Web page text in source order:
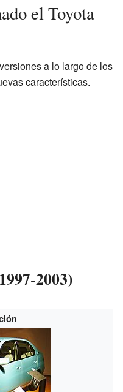
el Toyota
a lo largo de los
características.
2003)